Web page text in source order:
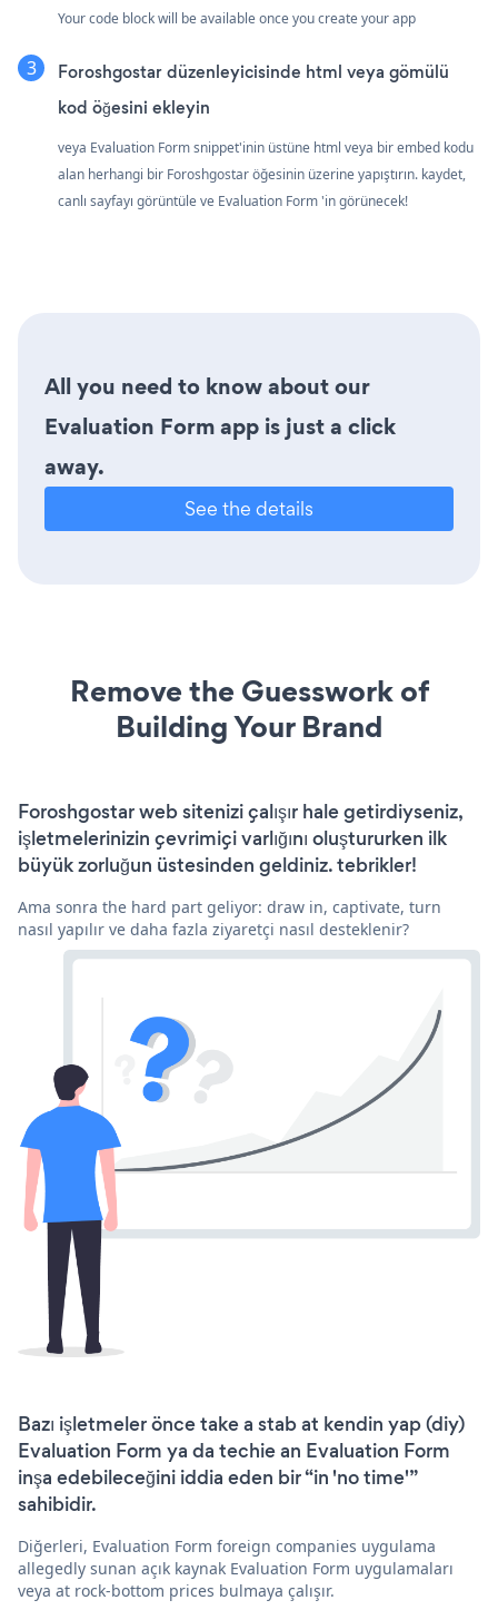
Your code block will be available once you create your app
Foroshgostar düzenleyicisinde html veya gömülü
kod öğesini ekleyin
veya Evaluation Form snippet'inin üstüne html veya bir embed kodu
alan herhangi bir Foroshgostar öğesinin üzerine yapıştırın. kaydet,
canlı sayfayı görüntüle ve Evaluation Form 'in görünecek!
All you need to know about our
Evaluation Form app is just a click
away.
See the details
Remove the Guesswork of
Building Your Brand
Foroshgostar web sitenizi çalışır hale getirdiyseniz,
işletmelerinizin çevrimiçi varlığını oluştururken ilk
büyük zorluğun üstesinden geldiniz. tebrikler!
Ama sonra the hard part geliyor: draw in, captivate, turn
nasıl yapılır ve daha fazla ziyaretçi nasıl desteklenir?
Bazı işletmeler önce take a stab at kendin yap (diy)
Evaluation Form ya da techie an Evaluation Form
inşa edebileceğini iddia eden bir “in 'no time'”
sahibidir.
Diğerleri, Evaluation Form foreign companies uygulama
allegedly sunan açık kaynak Evaluation Form uygulamaları
veya at rock-bottom prices bulmaya çalışır.